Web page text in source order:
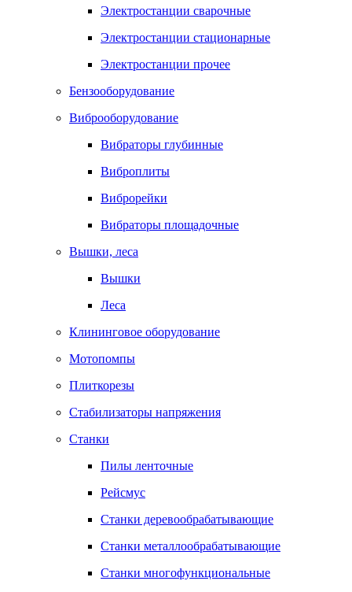
Электростанции сварочные
Электростанции стационарные
Электростанции прочее
Бензооборудование
Виброоборудование
Вибраторы глубинные
Виброплиты
Виброрейки
Вибраторы площадочные
Вышки, леса
Вышки
Леса
Клининговое оборудование
Мотопомпы
Плиткорезы
Стабилизаторы напряжения
Станки
Пилы ленточные
Рейсмус
Станки деревообрабатывающие
Станки металлообрабатывающие
Станки многофункциональные